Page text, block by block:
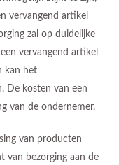
vervangend artikel
zal op duidelijke
vervangend artikel
kan het
De kosten van een
van de ondernemer.
van producten
van bezorging aan de